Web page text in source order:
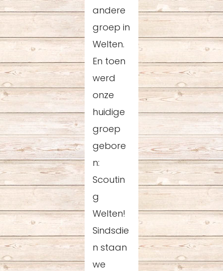
andere
groep in
Welten.
En toen
werd
onze
huidige
groep
gebore
n:
Scoutin
g
Welten!
Sindsdie
n staan
we